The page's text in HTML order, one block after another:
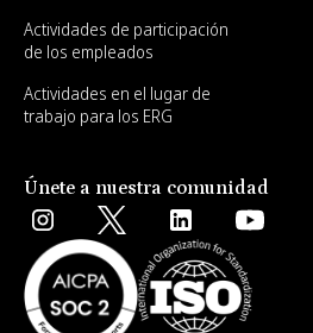
Actividades de participación
de los empleados
Actividades en el lugar de
trabajo para los ERG
Únete a nuestra comunidad